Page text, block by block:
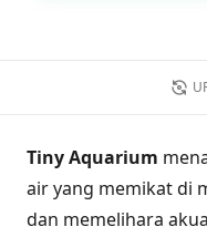
Tiny Aquarium
air yang memikat di
dan memelihara